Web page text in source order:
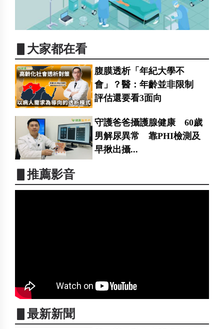
▋大家都在看
腹膜透析「年紀大學不
會」？醫：年齡並非限制
評估還要看3面向
守護爸爸攝護腺健康 60歲
男解尿異常 靠PHI檢測及
早揪出攝...
▋推薦影音
▋最新新聞